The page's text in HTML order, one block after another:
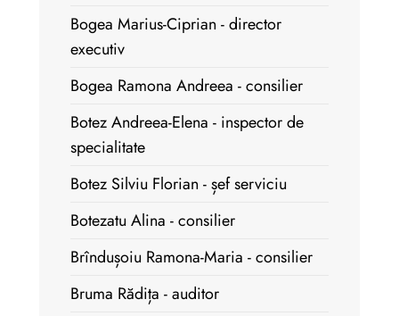
Bogea Marius-Ciprian - director
executiv
Bogea Ramona Andreea - consilier
Botez Andreea-Elena - inspector de
specialitate
Botez Silviu Florian - șef serviciu
Botezatu Alina - consilier
Brîndușoiu Ramona-Maria - consilier
Bruma Rădița - auditor